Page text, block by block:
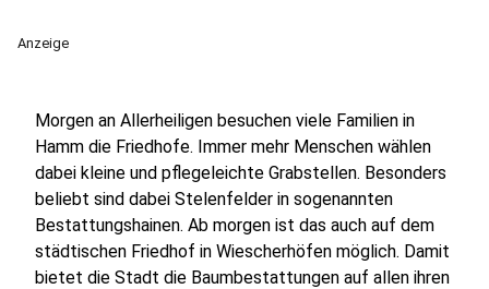
Anzeige
Morgen an Allerheiligen besuchen viele Familien in
Hamm die Friedhofe. Immer mehr Menschen wählen
dabei kleine und pflegeleichte Grabstellen. Besonders
beliebt sind dabei Stelenfelder in sogenannten
Bestattungshainen. Ab morgen ist das auch auf dem
städtischen Friedhof in Wiescherhöfen möglich. Damit
bietet die Stadt die Baumbestattungen auf allen ihren